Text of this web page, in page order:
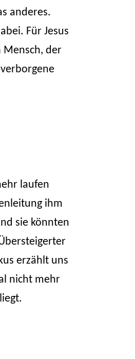
anderes.
Für Jesus
Mensch, der
laufen
ihm
sie könnten
erzählt uns
nicht mehr